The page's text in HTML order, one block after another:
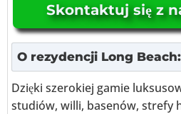
Skontaktuj się z
O rezydencji Long Beach:
Dzięki szerokiej gamie
studiów, willi, basenów, strefy